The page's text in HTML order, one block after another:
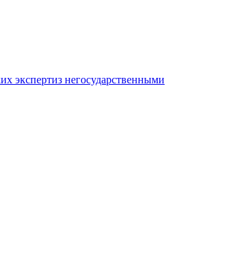
экспертиз негосударственными